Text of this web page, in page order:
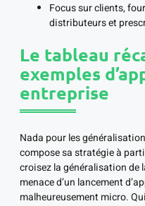
Focus sur clients,
distributeurs et
Le tableau
exemples
entreprise
Nada pour les
compose sa stratégie à
croisez la généralisation de
menace d’un lancement
malheureusement micro.